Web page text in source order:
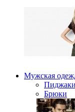
Мужская
Пиджаки
Брюки